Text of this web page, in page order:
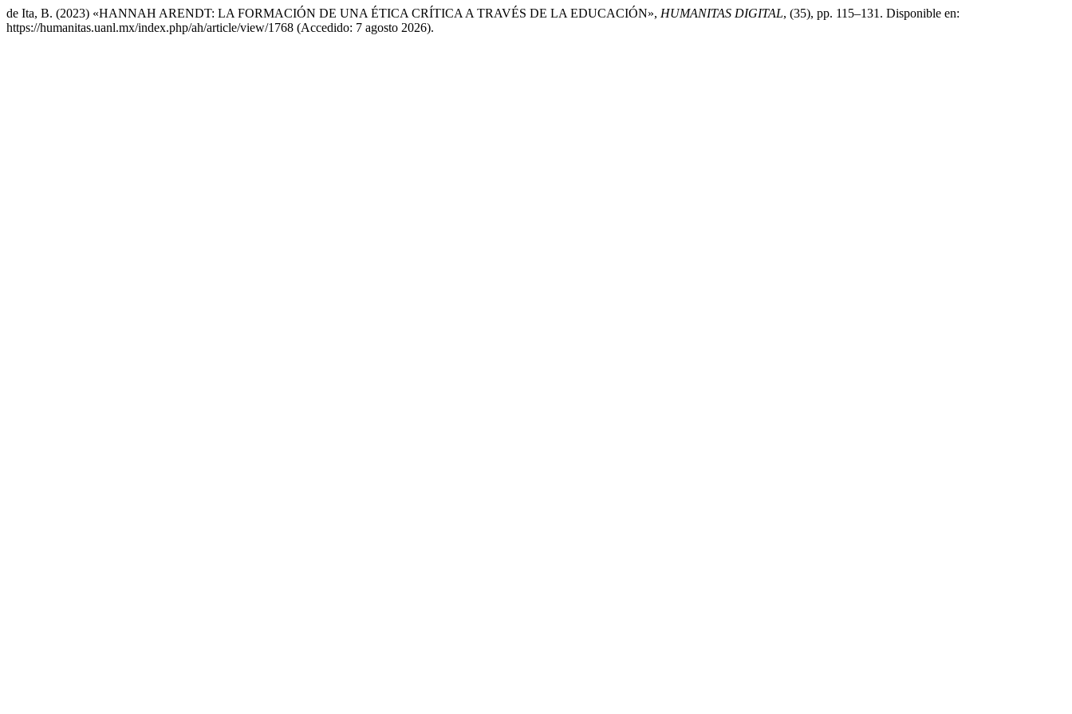
de Ita, B. (2023) «HANNAH ARENDT: LA FORMACIÓN DE UNA ÉTICA CRÍTICA A TRAVÉS DE LA EDUCACIÓN», HUMANITAS DIGITAL, (35), pp. 115–131. Disponible en:
https://humanitas.uanl.mx/index.php/ah/article/view/1768 (Accedido: 7 agosto 2026).